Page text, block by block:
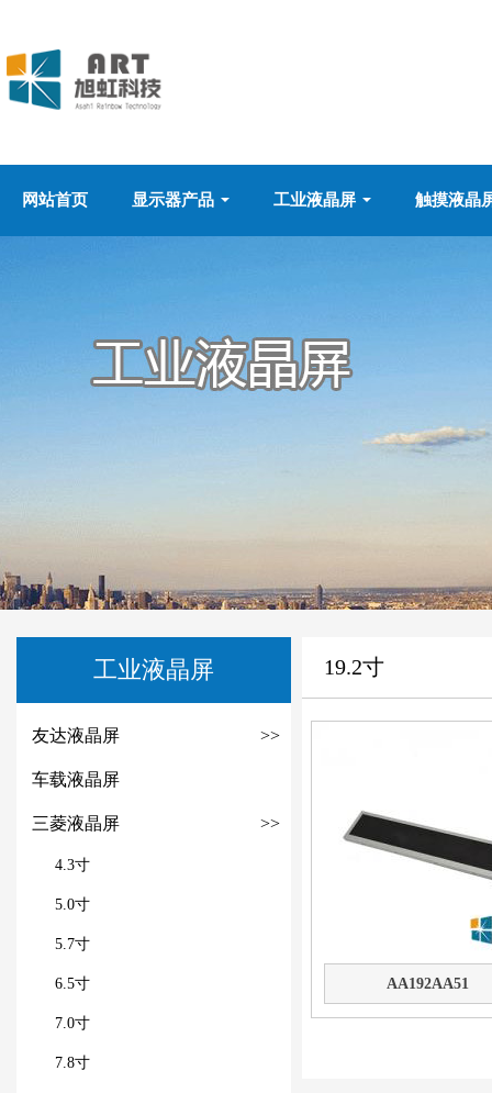
网站首页 显示器产品 工业液晶屏 触摸液晶
工业液晶屏
友达液晶屏 >>
车载液晶屏
三菱液晶屏 >>
4.3寸
5.0寸
5.7寸
6.5寸
7.0寸
7.8寸
19.2寸
AA192AA51